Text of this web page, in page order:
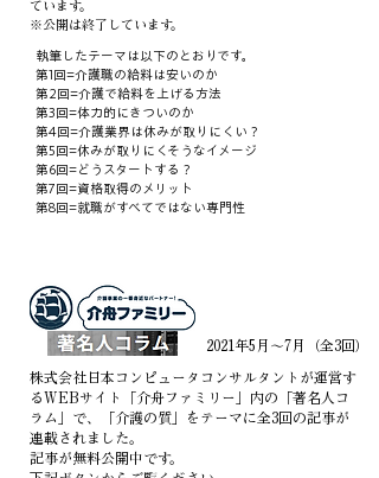
ています。
​※公開は終了しています。
執筆したテーマは以下のとおりです。
第1回=介護職の給料は安いのか
第2回=介護で給料を上げる方法
第3回=体力的にきついのか
第4回=介護業界は休みが取りにくい？
第5回=休みが取りにくそうなイメージ
第6回=どうスタートする？
第7回=資格取得のメリット
​第8回=就職がすべてではない専門性
2021年5月～7月（全3回）
株式会社日本コンピュータコンサルタントが運営す
るWEBサイト「介舟ファミリー」内の「著名人コ
ラム」で、「介護の質」をテーマに全3回の記事が
連載されました。
記事が無料公開中です。